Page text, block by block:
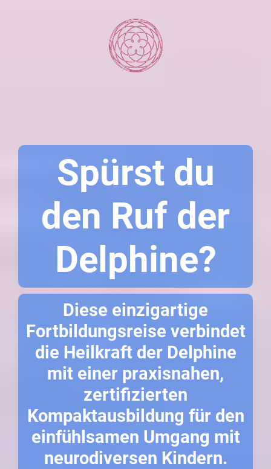
Spürst du
den Ruf der
Delphine?
Diese einzigartige
Fortbildungsreise verbindet
die Heilkraft der Delphine
mit einer praxisnahen,
zertifizierten
Kompaktausbildung für den
einfühlsamen Umgang mit
neurodiversen Kindern.